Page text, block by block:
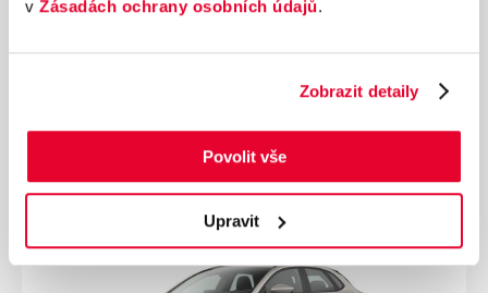
v Zásadách ochrany osobních údajů.
Zobrazit detaily
Povolit vše
Upravit
Nájezd
Výkon
Palivo
Převodovka
Automatická